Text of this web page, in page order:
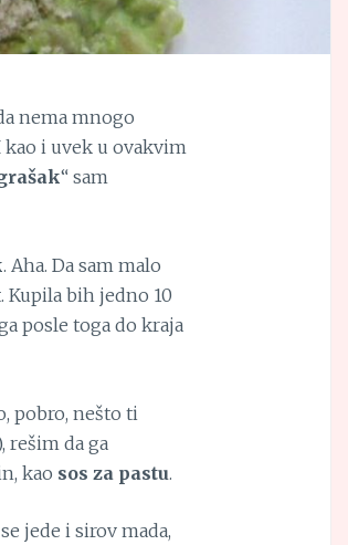
nema mnogo
kao i uvek u ovakvim
“ sam
. Aha. Da sam malo
Kupila bih jedno 10
posle toga do kraja
pobro, nešto ti
rešim da ga
kao sos za pastu.
jede i sirov mada,